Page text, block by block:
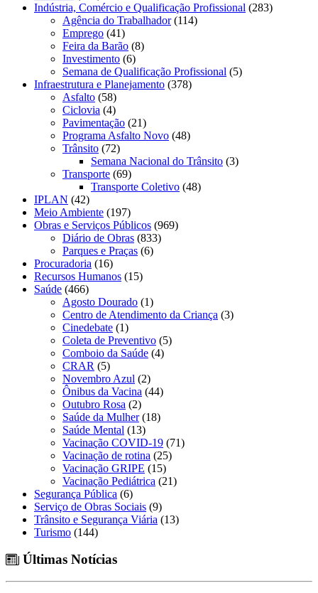
Indústria, Comércio e Qualificação Profissional (283)
Agência do Trabalhador(114)
Emprego (41)
Feira da Barão (8)
Investimento (6)
Semana de Qualificação Profissional (5)
Infraestrutura e Planejamento (378)
Asfalto (58)
Ciclovia (4)
Pavimentação (21)
Programa Asfalto Novo (48)
Trânsito (72)
Semana Nacional do Trânsito (3)
Transporte (69)
Transporte Coletivo (48)
IPLAN (42)
Meio Ambiente (197)
Obras e Serviços Públicos (969)
Diário de Obras (833)
Parques e Praças (6)
Procuradoria (16)
Recursos Humanos (15)
Saúde (466)
Agosto Dourado (1)
Centro de Atendimento da Criança (3)
Cinedebate (1)
Coleta de Preventivo (5)
Comboio da Saúde (4)
CRAR (5)
Novembro Azul (2)
Ônibus da Vacina (44)
Outubro Rosa (2)
Saúde da Mulher(18)
Saúde Mental (13)
Vacinação COVID-19 (71)
Vacinação de rotina (25)
Vacinação GRIPE (15)
Vacinação Pediátrica (21)
Segurança Pública (6)
Serviço de Obras Sociais (9)
Trânsito e Segurança Viária (13)
Turismo (144)
Últimas Notícias